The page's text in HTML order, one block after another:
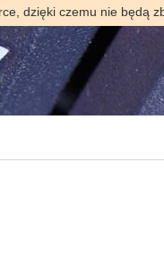
dzięki czemu nie będą